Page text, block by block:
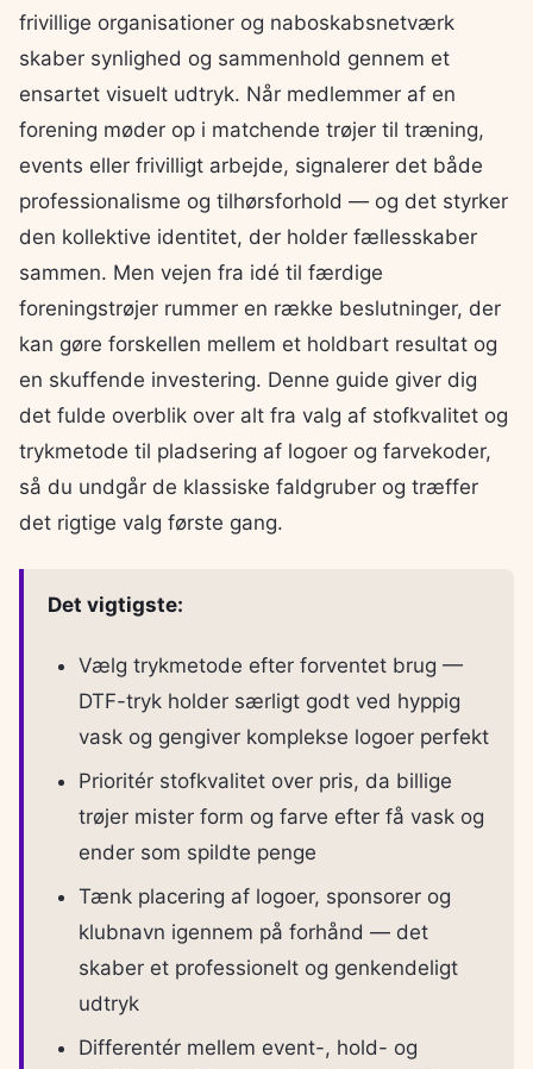
frivillige organisationer og naboskabsnetværk
skaber synlighed og sammenhold gennem et
ensartet visuelt udtryk. Når medlemmer af en
forening møder op i matchende trøjer til træning,
events eller frivilligt arbejde, signalerer det både
professionalisme og tilhørsforhold — og det styrker
den kollektive identitet, der holder fællesskaber
sammen. Men vejen fra idé til færdige
foreningstrøjer rummer en række beslutninger, der
kan gøre forskellen mellem et holdbart resultat og
en skuffende investering. Denne guide giver dig
det fulde overblik over alt fra valg af stofkvalitet og
trykmetode til pladsering af logoer og farvekoder,
så du undgår de klassiske faldgruber og træffer
det rigtige valg første gang.
Det vigtigste:
Vælg trykmetode efter forventet brug —
DTF-tryk holder særligt godt ved hyppig
vask og gengiver komplekse logoer perfekt
Prioritér stofkvalitet over pris, da billige
trøjer mister form og farve efter få vask og
ender som spildte penge
Tænk placering af logoer, sponsorer og
klubnavn igennem på forhånd — det
skaber et professionelt og genkendeligt
udtryk
Differentér mellem event-, hold- og